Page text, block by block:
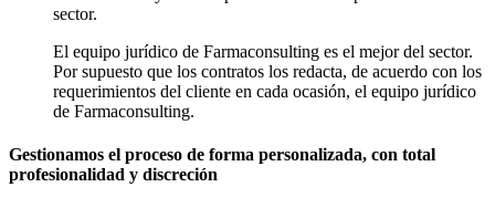
sector.
El equipo jurídico de Farmaconsulting es el mejor del sector.
Por supuesto que los contratos los redacta, de acuerdo con los
requerimientos del cliente en cada ocasión, el equipo jurídico
de Farmaconsulting.
Gestionamos el proceso de forma personalizada, con total
profesionalidad y discreción